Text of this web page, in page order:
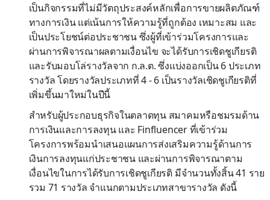
เป็นกิจกรรมที่ไม่มีวัตถุประสงค์หลักเพื่อการขายผลิตภัณฑ์
ทางการเงิน แต่เน้นการให้ความรู้ที่ถูกต้อง เหมาะสม และ
เป็นประโยชน์ต่อประชาชน ซึ่งผู้ที่เข้าร่วมโครงการและ
ผ่านการพิจารณาผลตามเงื่อนไข จะได้รับการเชิดชูเกียรติ
และรับมอบโล่รางวัลจาก ก.ล.ต. ซึ่งแบ่งออกเป็น 6 ประเภท
รางวัล โดยรางวัลประเภทที่ 4 - 6 เป็นรางวัลเชิดชูเกียรติที่
เพิ่มขึ้นมาใหม่ในปีนี้
สำหรับผู้ประกอบธุรกิจในตลาดทุน สมาคมหรือชมรมด้าน
การเงินและการลงทุน และ Finfluencer ที่เข้าร่วม
โครงการพร้อมนำเสนอแผนการส่งเสริมความรู้ด้านการ
เงินการลงทุนแก่ประชาชน และผ่านการพิจารณาตาม
เงื่อนไขในการได้รับการเชิดชูเกียรติ มีจำนวนทั้งสิ้น 41 ราย
รวม 71 รางวัล จำแนกตามประเภทสาขารางวัล ดังนี้